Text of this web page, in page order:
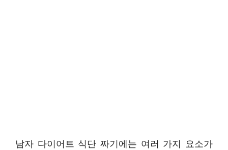
남자 다이어트 식단 짜기에는 여러 가지 요소가